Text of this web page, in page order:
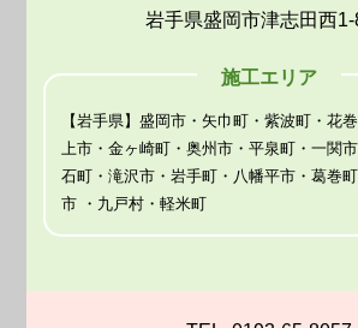
岩手県盛岡市津志田西
施工エリア
【岩手県】盛岡市・矢巾町・紫波町・花
上市・金ヶ崎町・奥州市・平泉町・一関
石町・滝沢市・岩手町・八幡平市・葛巻
市 ・九戸村・軽米町